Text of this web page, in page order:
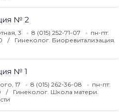
№ 2
3 8 (015) 252-71-07
пн-пт:
Гинеколог. Биоревитализация.
№ 1
17 8 (015) 262-36-08
пн-пт:
Гинеколог. Школа матери.